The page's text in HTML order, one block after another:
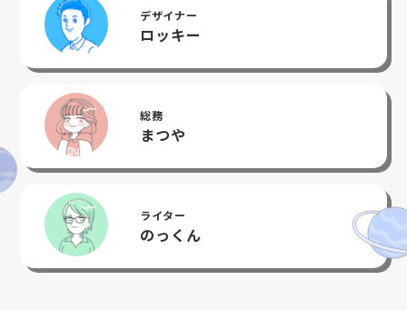
デザイナー
ロッキー
総務
まつや
ライター
のっくん